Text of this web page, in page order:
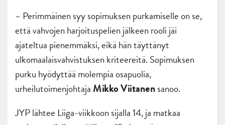
– Perimmäinen syy sopimuksen purkamiselle on se,
että vahvojen harjoituspelien jälkeen rooli jäi
ajateltua pienemmäksi, eikä hän täyttänyt
ulkomaalaisvahvistuksen kriteereitä. Sopimuksen
purku hyödyttää molempia osapuolia,
urheilutoimenjohtaja Mikko Viitanensanoo.
JYP lähtee Liiga-viikkoon sijalla 14, ja matkaa